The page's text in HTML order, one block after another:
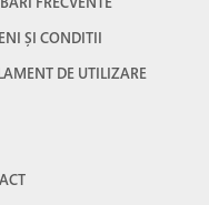
ȘI CONDITII
DE UTILIZARE